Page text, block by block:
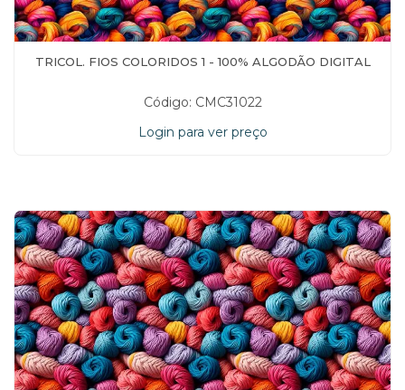
TRICOL. FIOS COLORIDOS 1 - 100% ALGODÃO DIGITAL
Código: CMC31022
Login para ver preço